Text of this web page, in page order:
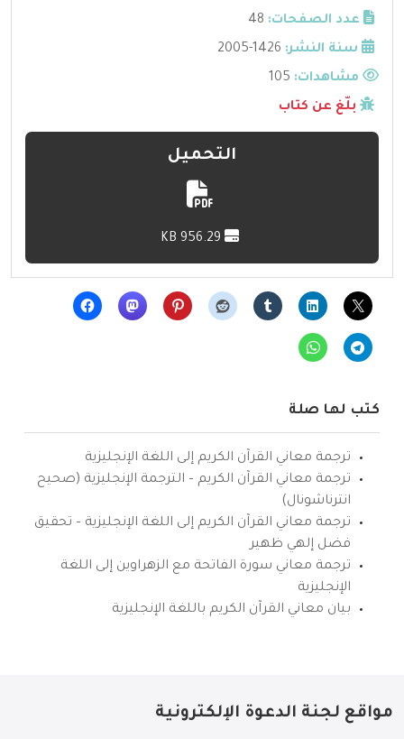
عدد الصفحات: 48
سنة النشر: 1426-2005
مشاهدات:
بلّغ عن كتاب
التحميل
كتب لها صلة
ترجمة معاني القرآن الكريم إلى اللغة الإنجليزية
ترجمة معاني القرآن الكريم – الترجمة الإنجليزية (صحيح
انترناشونال)
ترجمة معاني القرآن الكريم إلى اللغة الإنجليزية – تحقيق
فضل إلهي ظهير
ترجمة معاني سورة الفاتحة مع الزهراوين إلى اللغة
الإنجليزية
بيان معاني القرآن الكريم باللغة الإنجليزية
مواقع لجنة الدعوة الإلكترونية